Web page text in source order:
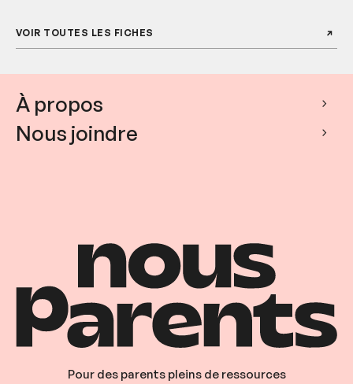
VOIR TOUTES LES FICHES
À propos
Nous joindre
Pour des parents pleins de ressources